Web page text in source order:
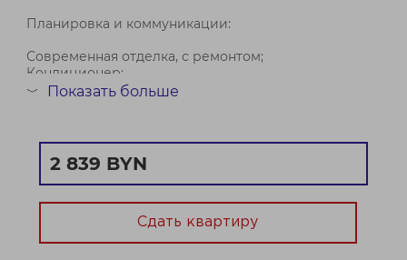
Планировка и коммуникации:
Современная отделка, с ремонтом;
Кондиционер;
Санузел;
Принудительная система вентиляции.
Безопасность и доступ:
Пожарная сигнализация;
﹀ Показать больше
2 839 BYN
Сдать квартиру